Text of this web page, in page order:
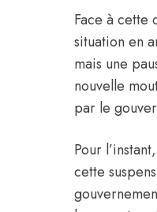
Face à cette
situation en
mais une
nouvelle
par le
Pour
cette